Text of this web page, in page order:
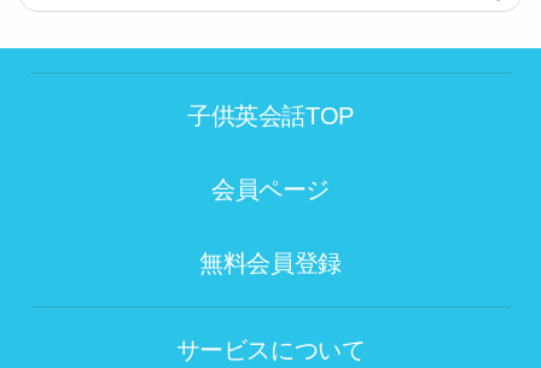
子供英会話TOP
会員ページ
無料会員登録
サービスについて